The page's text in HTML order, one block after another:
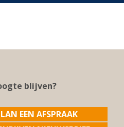
blijven?
EEN AFSPRAAK